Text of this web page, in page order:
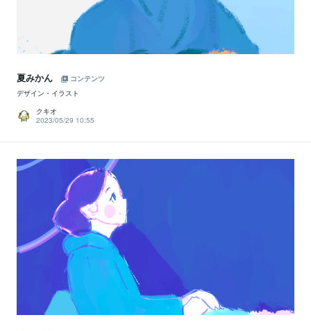
夏みかん
コンテンツ
デザイン・イラスト
クキオ
2023/05/29 10:55